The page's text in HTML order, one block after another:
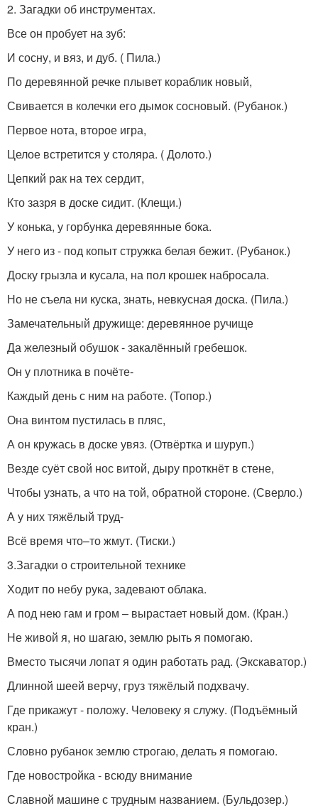
2. Загадки об инструментах.
Все он пробует на зуб:
И сосну, и вяз, и дуб. ( Пила.)
По деревянной речке плывет кораблик новый,
Свивается в колечки его дымок сосновый. (Рубанок.)
Первое нота, второе игра,
Целое встретится у столяра. ( Долото.)
Цепкий рак на тех сердит,
Кто зазря в доске сидит. (Клещи.)
У конька, у горбунка деревянные бока.
У него из - под копыт стружка белая бежит. (Рубанок.)
Доску грызла и кусала, на пол крошек набросала.
Но не съела ни куска, знать, невкусная доска. (Пила.)
Замечательный дружище: деревянное ручище
Да железный обушок - закалённый гребешок.
Он у плотника в почёте-
Каждый день с ним на работе. (Топор.)
Она винтом пустилась в пляс,
А он кружась в доске увяз. (Отвёртка и шуруп.)
Везде суёт свой нос витой, дыру проткнёт в стене,
Чтобы узнать, а что на той, обратной стороне. (Сверло.)
А у них тяжёлый труд-
Всё время что–то жмут. (Тиски.)
3.Загадки о строительной технике
Ходит по небу рука, задевают облака.
А под нею гам и гром – вырастает новый дом. (Кран.)
Не живой я, но шагаю, землю рыть я помогаю.
Вместо тысячи лопат я один работать рад. (Экскаватор.)
Длинной шеей верчу, груз тяжёлый подхвачу.
Где прикажут - положу. Человеку я служу. (Подъёмный
кран.)
Словно рубанок землю строгаю, делать я помогаю.
Где новостройка - всюду внимание
Славной машине с трудным названием. (Бульдозер.)